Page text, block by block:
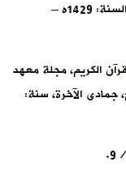
مؤسسة الرسالة ناشرون، بيروت – لبنان، ط: 1، السنة: 1429ه –
الكريم، مجلة معهد
جمادى الآخرة، سنة: